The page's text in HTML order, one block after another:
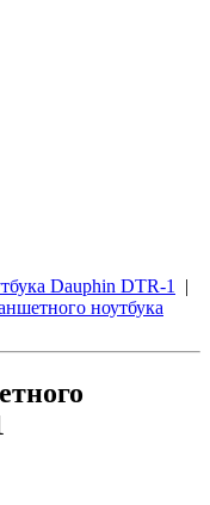
Dauphin DTR-1
|
ноутбука